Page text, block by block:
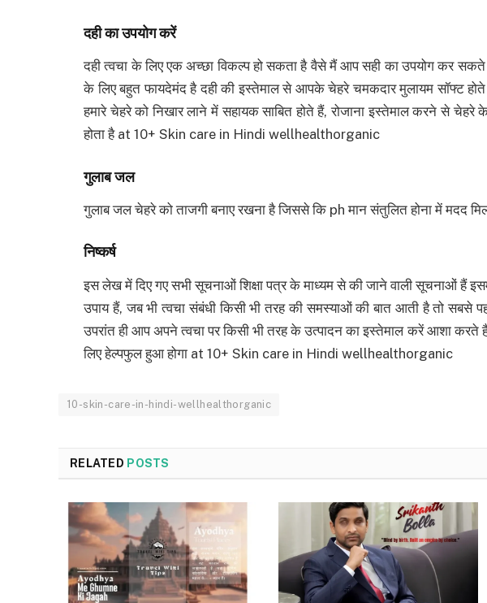
दही का उपयोग करें
दही त्वचा के लिए एक अच्छा विकल्प हो सकता है वैसे मैं आप सही का उपयोग कर सकते
के लिए बहुत फायदेमंद है दही की इस्तेमाल से आपके चेहरे चमकदार मुलायम सॉफ्ट होते
हमारे चेहरे को निखार लाने में सहायक साबित होते हैं, रोजाना इस्तेमाल करने से चेहरे
होता है at 10+ Skin care in Hindi wellhealthorganic
गुलाब जल
गुलाब जल चेहरे को ताजगी बनाए रखना है जिससे कि ph मान संतुलित होना में मदद
निष्कर्ष
इस लेख में दिए गए सभी सूचनाओं शिक्षा पत्र के माध्यम से की जाने वाली सूचनाओं हैं
उपाय हैं, जब भी त्वचा संबंधी किसी भी तरह की समस्याओं की बात आती है तो
उपरांत ही आप अपने त्वचा पर किसी भी तरह के उत्पादन का इस्तेमाल करें आशा
लिए हेल्पफुल हुआ होगा at 10+ Skin care in Hindi wellhealthorganic
10-skin-care-in-hindi-wellhealthorganic
RELATED POSTS